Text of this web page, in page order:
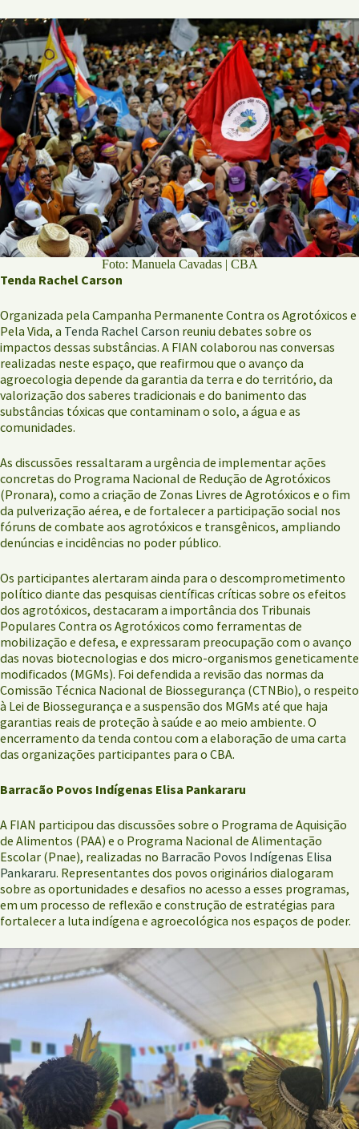
Foto: Manuela Cavadas | CBA
Tenda Rachel Carson
Organizada pela Campanha Permanente Contra os Agrotóxicos e
Pela Vida, a Tenda Rachel Carson reuniu debates sobre os
impactos dessas substâncias. A FIAN colaborou nas conversas
realizadas neste espaço, que reafirmou que o avanço da
agroecologia depende da garantia da terra e do território, da
valorização dos saberes tradicionais e do banimento das
substâncias tóxicas que contaminam o solo, a água e as
comunidades.
As discussões ressaltaram a urgência de implementar ações
concretas do Programa Nacional de Redução de Agrotóxicos
(Pronara), como a criação de Zonas Livres de Agrotóxicos e o fim
da pulverização aérea, e de fortalecer a participação social nos
fóruns de combate aos agrotóxicos e transgênicos, ampliando
denúncias e incidências no poder público.
Os participantes alertaram ainda para o descomprometimento
político diante das pesquisas científicas críticas sobre os efeitos
dos agrotóxicos, destacaram a importância dos Tribunais
Populares Contra os Agrotóxicos como ferramentas de
mobilização e defesa, e expressaram preocupação com o avanço
das novas biotecnologias e dos micro-organismos geneticamente
modificados (MGMs). Foi defendida a revisão das normas da
Comissão Técnica Nacional de Biossegurança (CTNBio), o respeito
à Lei de Biossegurança e a suspensão dos MGMs até que haja
garantias reais de proteção à saúde e ao meio ambiente. O
encerramento da tenda contou com a elaboração de uma carta
das organizações participantes para o CBA.
Barracão Povos Indígenas Elisa Pankararu
A FIAN participou das discussões sobre o Programa de Aquisição
de Alimentos (PAA) e o Programa Nacional de Alimentação
Escolar (Pnae), realizadas no Barracão Povos Indígenas Elisa
Pankararu. Representantes dos povos originários dialogaram
sobre as oportunidades e desafios no acesso a esses programas,
em um processo de reflexão e construção de estratégias para
fortalecer a luta indígena e agroecológica nos espaços de poder.